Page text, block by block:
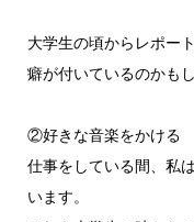
大学生の頃からレポー
癖が付いているのかも
②好きな音楽をかける
仕事をしている間、私
います。